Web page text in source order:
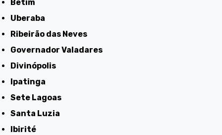
Betim
Uberaba
Ribeirão das Neves
Governador Valadares
Divinópolis
Ipatinga
Sete Lagoas
Santa Luzia
Ibirité